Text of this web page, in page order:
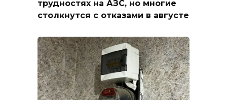
трудностях на АЗС, но многие
столкнутся с отказами в августе